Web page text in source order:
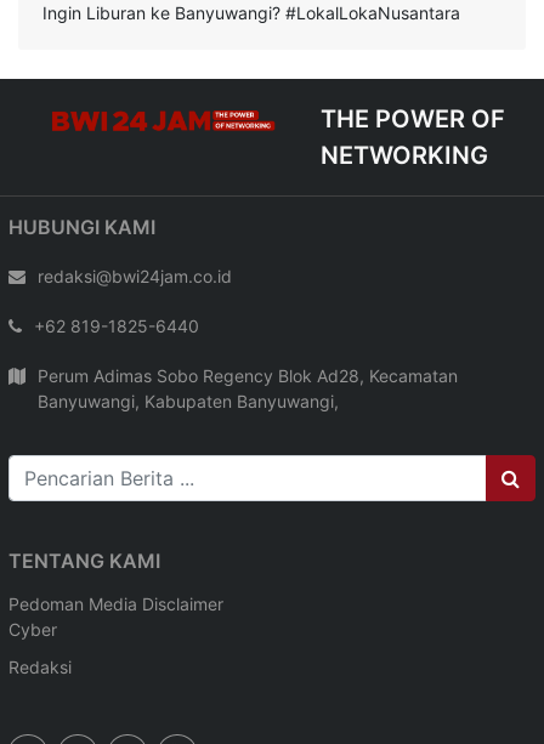
Ingin Liburan ke Banyuwangi? #LokalLokaNusantara
THE POWER OF
NETWORKING
HUBUNGI KAMI
redaksi@bwi24jam.co.id
+62 819-1825-6440
Perum Adimas Sobo Regency Blok Ad28, Kecamatan
Banyuwangi, Kabupaten Banyuwangi,
TENTANG KAMI
Pedoman Media
Cyber
Disclaimer
Redaksi